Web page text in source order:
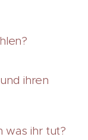
ihren
was ihr tut?